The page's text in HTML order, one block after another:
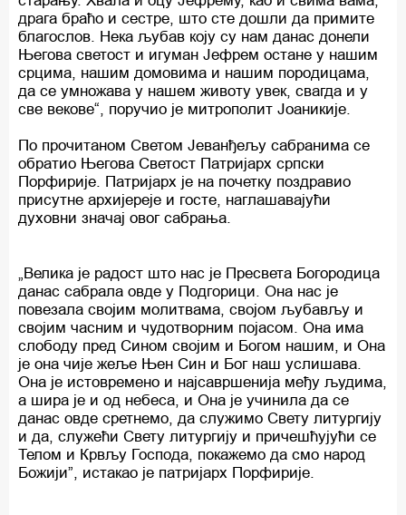
драга браћо и сестре, што сте дошли да примите
благослов. Нека љубав коју су нам данас донели
Његова светост и игуман Јефрем остане у нашим
срцима, нашим домовима и нашим породицама,
да се умножава у нашем животу увек, свагда и у
све векове“, поручио је митрополит Јоаникије.
По прочитаном Светом Јеванђељу сабранима се
обратио Његова Светост Патријарх српски
Порфирије. Патријарх је на почетку поздравио
присутне архијереје и госте, наглашавајући
духовни значај овог сабрања.
„Велика је радост што нас је Пресвета Богородица
данас сабрала овде у Подгорици. Она нас је
повезала својим молитвама, својом љубављу и
својим часним и чудотворним појасом. Она има
слободу пред Сином својим и Богом нашим, и Она
је она чије жеље Њен Син и Бог наш услишава.
Она је истовремено и најсавршенија међу људима,
а шира је и од небеса, и Она је учинила да се
данас овде сретнемо, да служимо Свету литургију
и да, служећи Свету литургију и причешћујући се
Телом и Крвљу Господа, покажемо да смо народ
Божији”, истакао је патријарх Порфирије.